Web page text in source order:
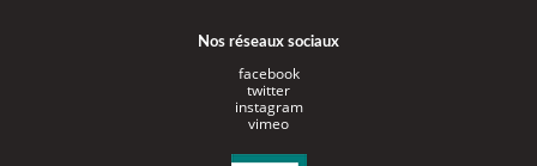
Nos réseaux sociaux
facebook
twitter
instagram
vimeo